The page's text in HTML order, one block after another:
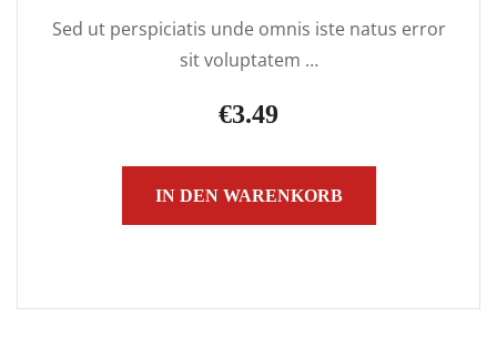
Sed ut perspiciatis unde omnis iste natus error
sit voluptatem …
€3.49
IN DEN WARENKORB